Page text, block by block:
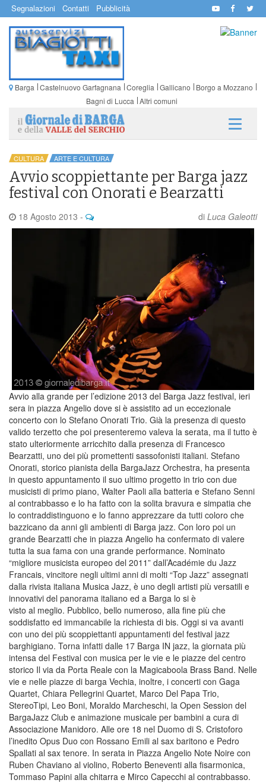
Segnalazioni Contatti Pubblicità
Barga Castelnuovo Garfagnana Coreglia Gallicano
Borgo a Mozzano
Bagni di Lucca Altri comuni
CULTURA ARTE E CULTURA
Avvio scoppiettante per Barga jazz
festival con Onorati e Bearzatti
18 Agosto 2013 - di Luca Galeotti
Avvio alla grande per l’edizione 2013 del Barga Jazz festival, ieri
sera in piazza Angelio dove si è assistito ad un eccezionale
concerto con lo Stefano Onorati Trio. Già la presenza di questo
valido terzetto che poi presenteremo valeva la serata, ma il tutto è
stato ulteriormente arricchito dalla presenza di Francesco
Bearzatti, uno dei più promettenti sassofonisti italiani. Stefano
Onorati, storico pianista della BargaJazz Orchestra, ha presenta
in questo appuntamento il suo ultimo progetto in trio con due
musicisti di primo piano, Walter Paoli alla batteria e Stefano Senni
al contrabbasso e lo ha fatto con la solita bravura e simpatia che
lo contraddistinguono e lo fanno apprezzare da tutti coloro che
bazzicano da anni gli ambienti di Barga jazz. Con loro poi un
grande Bearzatti che in piazza Angelio ha confermato di valere
tutta la sua fama con una grande performance. Nominato
“migliore musicista europeo del 2011” dall’Académie du Jazz
Francais, vincitore negli ultimi anni di molti “Top Jazz” assegnati
dalla rivista italiana Musica Jazz, è uno degli artisti più versatili e
innovativi del panorama italiano ed a Barga lo si è
visto al meglio. Pubblico, bello numeroso, alla fine più che
soddisfatto ed immancabile la richiesta di bis. Oggi si va avanti
con uno dei più scoppiettanti appuntamenti del festival jazz
barghigiano. Torna infatti dalle 17 Barga IN jazz, la giornata più
intensa del Festival con musica per le vie e le piazze del centro
storico Il via da Porta Reale con la Magicaboola Brass Band. Nelle
vie e nelle piazze di barga Vechia, inoltre, i concerti con Gaga
Quartet, Chiara Pellegrini Quartet, Marco Del Papa Trio,
StereoTipi, Leo Boni, Moraldo Marcheschi, la Open Session del
BargaJazz Club e animazione musicale per bambini a cura di
Associazione Manidoro. Alle ore 18 nel Duomo di S. Cristoforo
l’inedito Opus Duo con Rossano Emili al sax baritono e Pedro
Spallati al sax tenore. In serata in Piazza Angelio Note Noire con
Ruben Chaviano al violino, Roberto Beneventi alla fisarmonica,
Tommaso Papini alla chitarra e Mirco Capecchi al contrabbasso.